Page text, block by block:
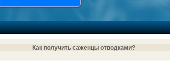
Как получить саженцы отводками?